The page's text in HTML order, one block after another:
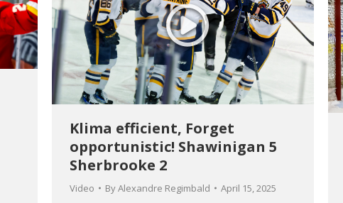
Klima efficient, Forget
opportunistic! Shawinigan 5
Sherbrooke 2
Video ByAlexandre Regimbald April 15, 2025